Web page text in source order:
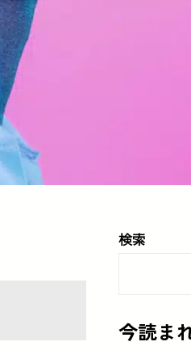
検索
今読ま